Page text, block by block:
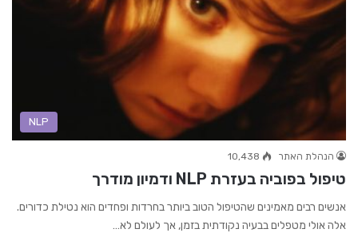
NLP
הנהלת האתר 10,438
טיפול בפוביה בעזרת NLP ודמיון מודרך
אנשים רבים מאמינים שהטיפול הטוב ביותר בחרדות ופחדים הוא נטילת כדורים.
אלה אולי מטפלים בבעיה נקודתית בזמן, אך לעולם לא…